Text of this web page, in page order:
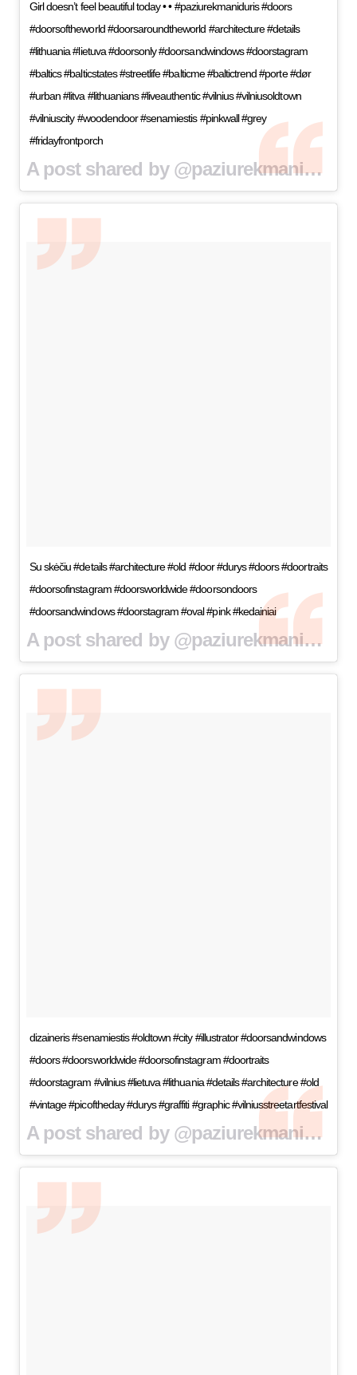
Girl doesn’t feel beautiful today • • #paziurekmaniduris #doors
#doorsoftheworld #doorsaroundtheworld #architecture #details
#lithuania #lietuva #doorsonly #doorsandwindows #doorstagram
#baltics #balticstates #streetlife #balticme #baltictrend #porte #dør
#urban #litva #lithuanians #liveauthentic #vilnius #vilniusoldtown
#vilniuscity #woodendoor #senamiestis #pinkwall #grey
#fridayfrontporch
A post shared by @paziurekmaniduris on
Su skėčiu #details #architecture #old #door #durys #doors #doortraits
#doorsofinstagram #doorsworldwide #doorsondoors
#doorsandwindows #doorstagram #oval #pink #kedainiai
A post shared by @paziurekmaniduris on
dizaineris #senamiestis #oldtown #city #illustrator #doorsandwindows
#doors #doorsworldwide #doorsofinstagram #doortraits
#doorstagram #vilnius #lietuva #lithuania #details #architecture #old
#vintage #picoftheday #durys #graffiti #graphic #vilniusstreetartfestival
A post shared by @paziurekmaniduris on